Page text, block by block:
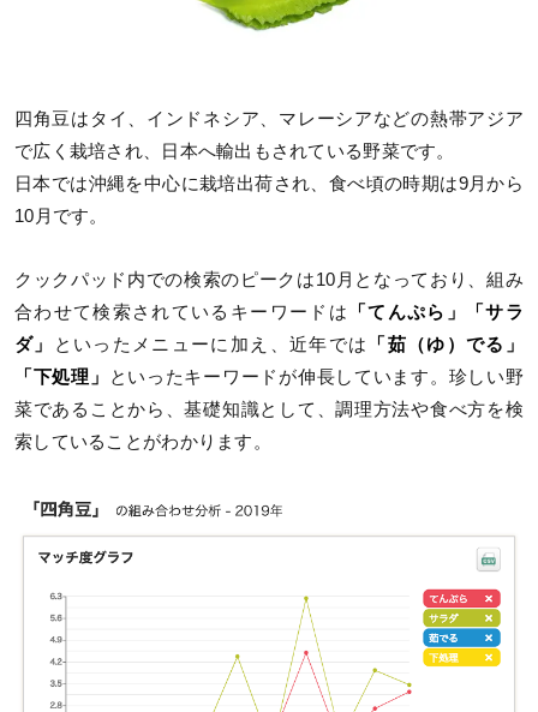
四角豆はタイ、インドネシア、マレーシアなどの熱帯アジア
で広く栽培され、日本へ輸出もされている野菜です。
日本では沖縄を中心に栽培出荷され、食べ頃の時期は9月から
10月です。
クックパッド内での検索のピークは10月となっており、組み
合わせて検索されているキーワードは
「てんぷら」「サラ
ダ」
といったメニューに加え、近年では
「茹（ゆ）でる」
「下処理」
といったキーワードが伸長しています。珍しい野
菜であることから、基礎知識として、調理方法や食べ方を検
索していることがわかります。